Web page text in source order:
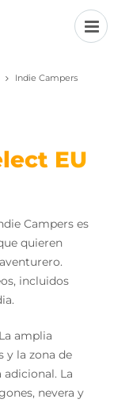
a 17:30h).
Indie Campers
EU
Campers es
quieren
incluidos
amplia
y la zona de
La
nevera y